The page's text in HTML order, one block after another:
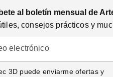
al boletín mensual de
consejos prácticos y
electrónico
3D puede enviarme ofertas y